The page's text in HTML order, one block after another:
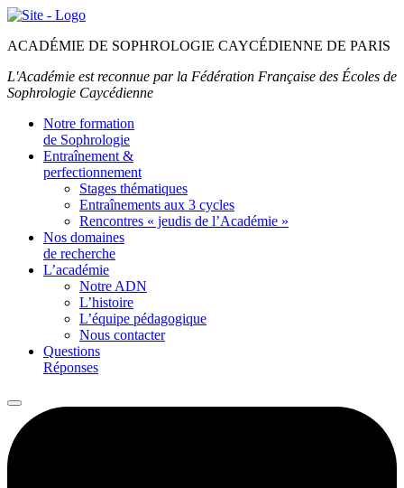
ACADÉMIE DE SOPHROLOGIE CAYCÉDIENNE DE PARIS
L'Académie est reconnue par la Fédération Française des Écoles de
Sophrologie Caycédienne
Notre formation
de Sophrologie
Entraînement &
perfectionnement
Stages thématiques
Entraînements aux 3 cycles
Rencontres « jeudis de l’Académie »
Nos domaines
de recherche
L’académie
Notre ADN
L’histoire
L’équipe pédagogique
Nous contacter
Questions
Réponses